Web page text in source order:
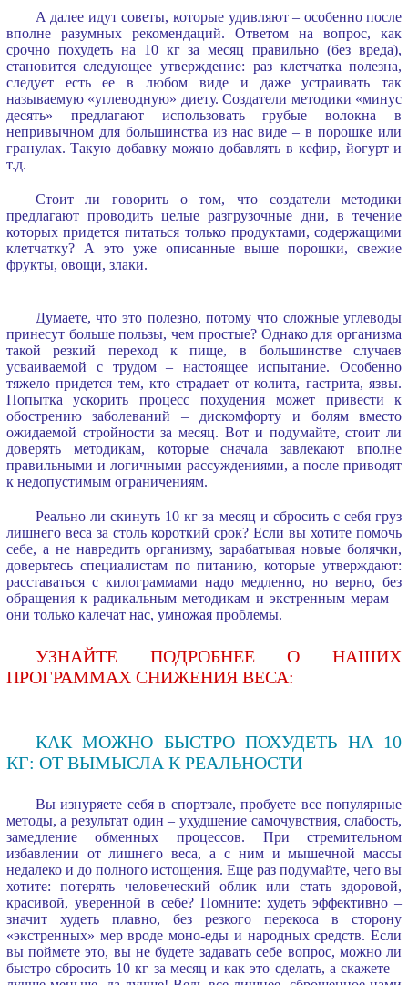
А далее идут советы, которые удивляют – особенно после
вполне разумных рекомендаций. Ответом на вопрос, как
срочно похудеть на 10 кг за месяц правильно (без вреда),
становится следующее утверждение: раз клетчатка полезна,
следует есть ее в любом виде и даже устраивать так
называемую «углеводную» диету. Создатели методики «минус
десять» предлагают использовать грубые волокна в
непривычном для большинства из нас виде – в порошке или
гранулах. Такую добавку можно добавлять в кефир, йогурт и
т.д.
Стоит ли говорить о том, что создатели методики
предлагают проводить целые разгрузочные дни, в течение
которых придется питаться только продуктами, содержащими
клетчатку? А это уже описанные выше порошки, свежие
фрукты, овощи, злаки.
Думаете, что это полезно, потому что сложные углеводы
принесут больше пользы, чем простые? Однако для организма
такой резкий переход к пище, в большинстве случаев
усваиваемой с трудом – настоящее испытание. Особенно
тяжело придется тем, кто страдает от колита, гастрита, язвы.
Попытка ускорить процесс похудения может привести к
обострению заболеваний – дискомфорту и болям вместо
ожидаемой стройности за месяц. Вот и подумайте, стоит ли
доверять методикам, которые сначала завлекают вполне
правильными и логичными рассуждениями, а после приводят
к недопустимым ограничениям.
Реально ли скинуть 10 кг за месяц и сбросить с себя груз
лишнего веса за столь короткий срок? Если вы хотите помочь
себе, а не навредить организму, зарабатывая новые болячки,
доверьтесь специалистам по питанию, которые утверждают:
расставаться с килограммами надо медленно, но верно, без
обращения к радикальным методикам и экстренным мерам –
они только калечат нас, умножая проблемы.
УЗНАЙТЕ ПОДРОБНЕЕ О НАШИХ
ПРОГРАММАХ СНИЖЕНИЯ ВЕСА:
КАК МОЖНО БЫСТРО ПОХУДЕТЬ НА 10
КГ: ОТ ВЫМЫСЛА К РЕАЛЬНОСТИ
Вы изнуряете себя в спортзале, пробуете все популярные
методы, а результат один – ухудшение самочувствия, слабость,
замедление обменных процессов. При стремительном
избавлении от лишнего веса, а с ним и мышечной массы
недалеко и до полного истощения. Еще раз подумайте, чего вы
хотите: потерять человеческий облик или стать здоровой,
красивой, уверенной в себе? Помните: худеть эффективно –
значит худеть плавно, без резкого перекоса в сторону
«экстренных» мер вроде моно-еды и народных средств. Если
вы поймете это, вы не будете задавать себе вопрос, можно ли
быстро сбросить 10 кг за месяц и как это сделать, а скажете –